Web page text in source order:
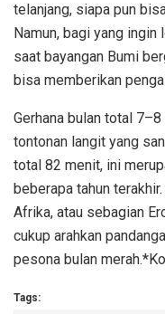
telanjang, siapa pun
Namun, bagi yang
saat bayangan Bumi
bisa memberikan
Gerhana bulan total
tontonan langit yang
total 82 menit, ini
beberapa tahun
Afrika, atau sebagian
cukup arahkan
pesona bulan
Tags: